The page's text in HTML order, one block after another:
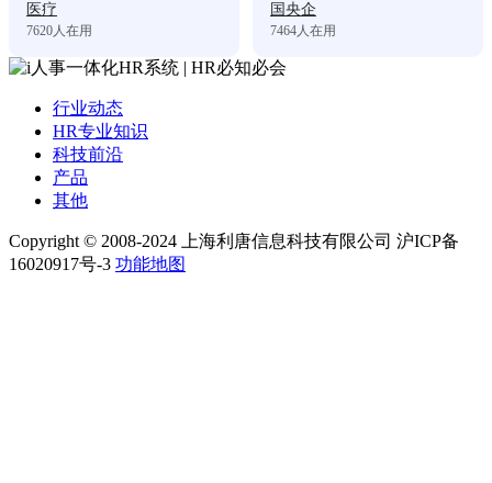
医疗
7620人在用
国央企
7464人在用
行业动态
HR专业知识
科技前沿
产品
其他
Copyright © 2008-2024 上海利唐信息科技有限公司 沪ICP备
16020917号-3 功能地图